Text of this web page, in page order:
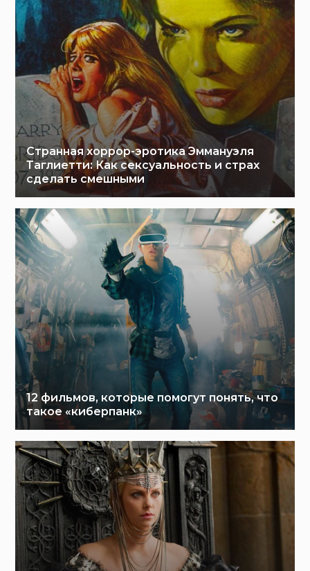
Странная хоррор-эротика Эммануэля
Таглиетти: Как сексуальность и страх
сделать смешными
12 фильмов, которые помогут понять, что
такое «киберпанк»